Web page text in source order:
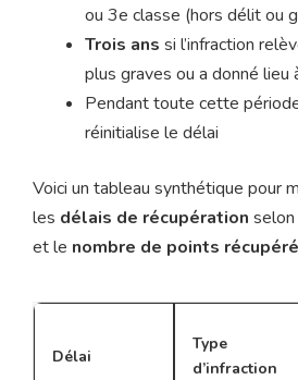
ou 3e classe (hors délit ou
Trois ans si l’infraction
plus graves ou a donné lieu
Pendant toute cette
réinitialise le délai
Voici un tableau synthétique pour
les délais de récupération selon
et le nombre de points
Délai
Type
d’infraction